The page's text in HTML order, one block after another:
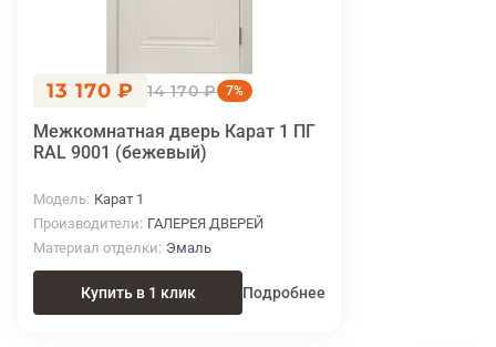
13 170 ₽ 14 170 ₽ 7%
Межкомнатная дверь Карат 1 ПГ
RAL 9001 (бежевый)
Модель Карат 1
Производители ГАЛЕРЕЯ ДВЕРЕЙ
Материал отделки Эмаль
Купить в 1 клик Подробнее